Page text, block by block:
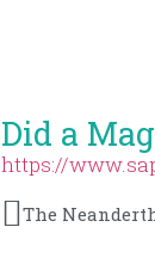
Did a
https://
The